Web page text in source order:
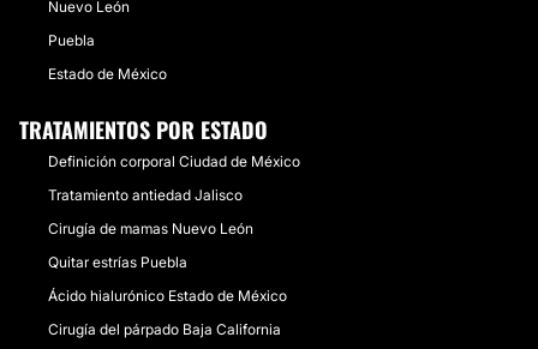
Nuevo León
Puebla
Estado de México
TRATAMIENTOS POR ESTADO
Definición corporal Ciudad de México
Tratamiento antiedad Jalisco
Cirugía de mamas Nuevo León
Quitar estrías Puebla
Ácido hialurónico Estado de México
Cirugía del párpado Baja California